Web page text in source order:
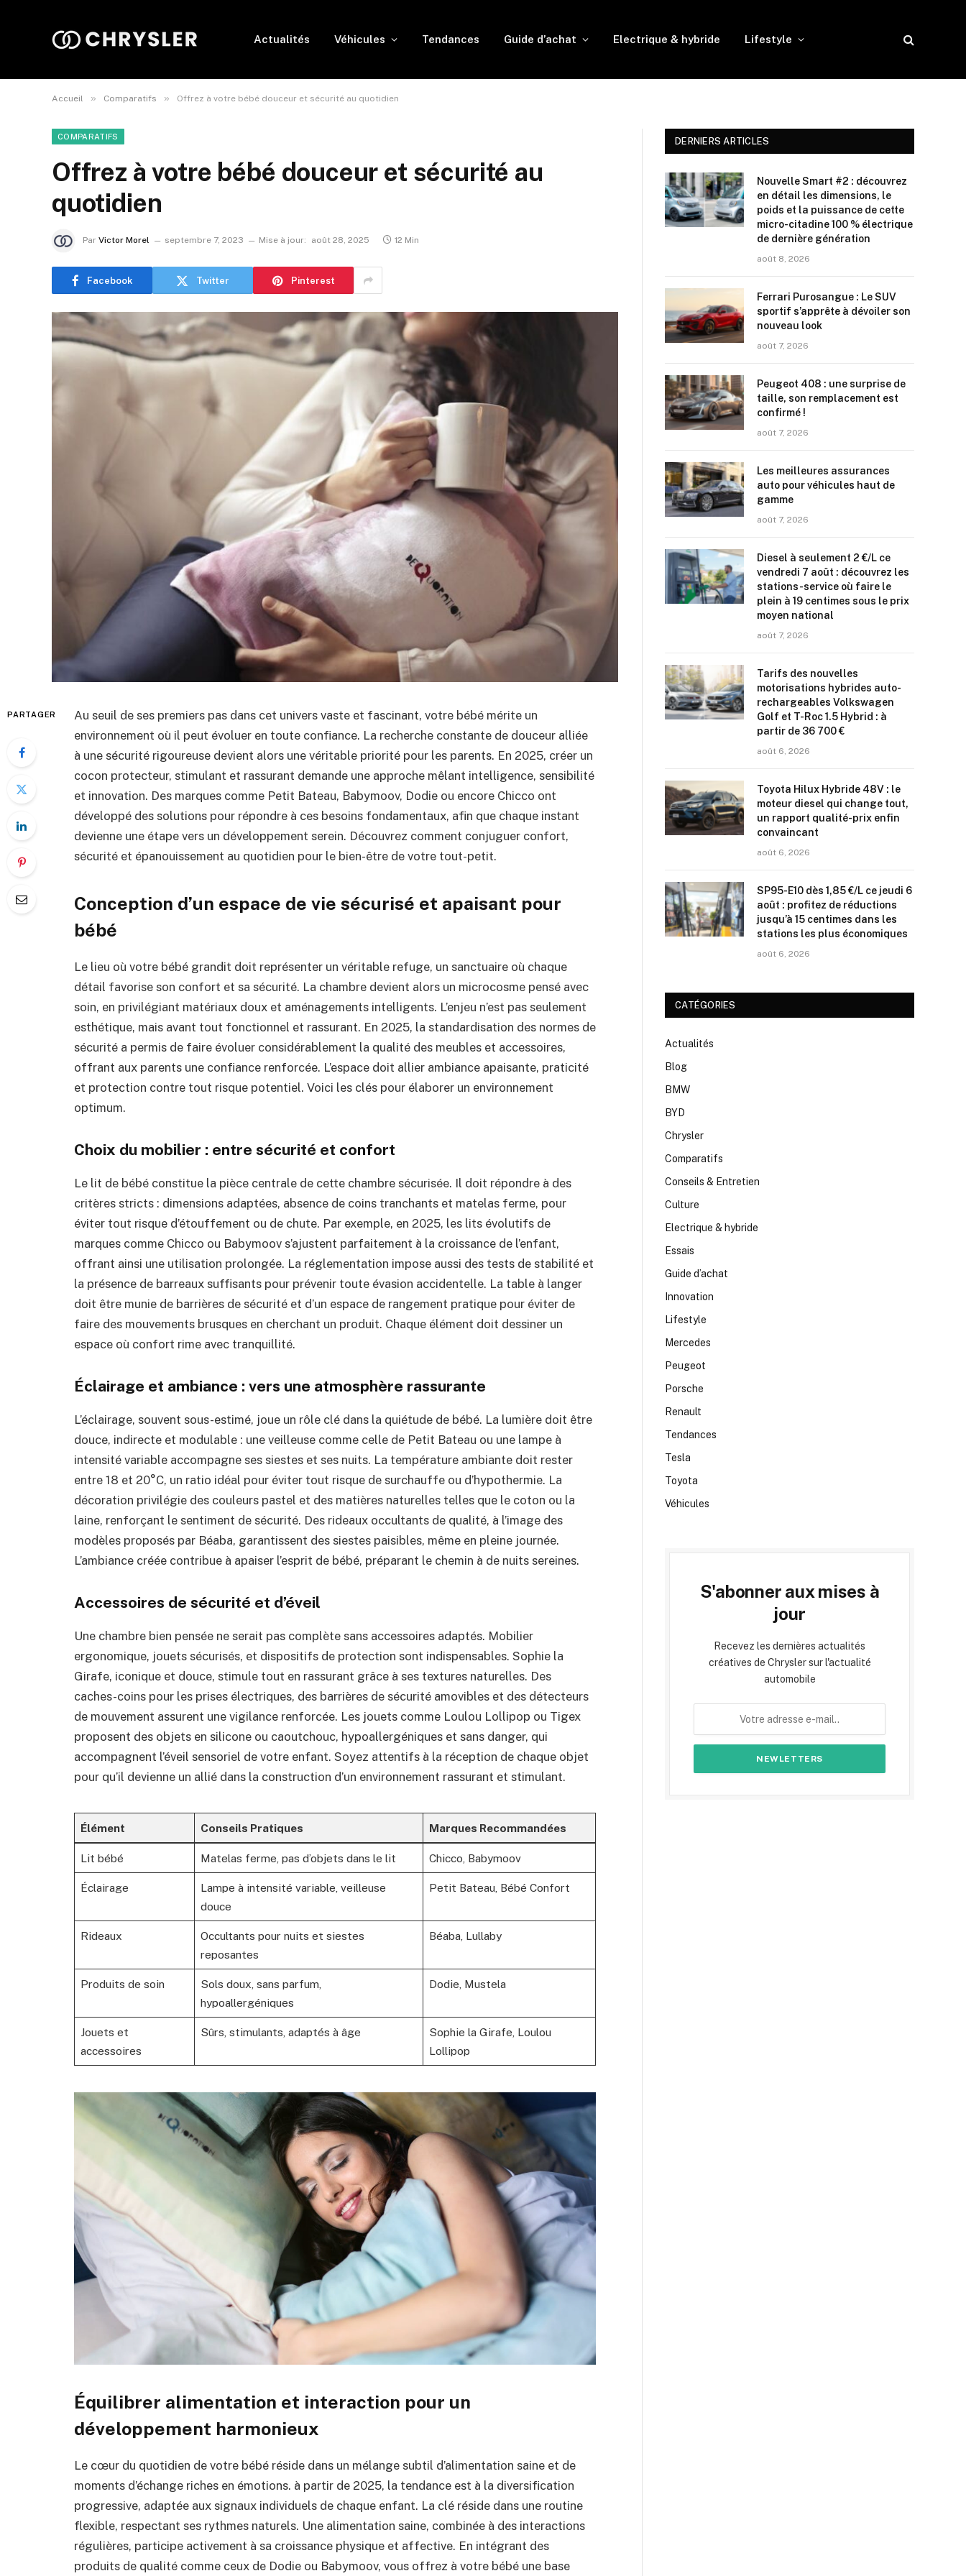
Actualités Véhicules Tendances Guide d’achat Electrique & hybride Lifestyle
Accueil » Comparatifs » Offrez à votre bébé douceur et sécurité au quotidien
COMPARATIFS
Offrez à votre bébé douceur et sécurité au
quotidien
Par Victor Morel septembre 7, 2023 Mise à jour: août 28, 2025 12 Min
Facebook Twitter Pinterest
PARTAGER
Au seuil de ses premiers pas dans cet univers vaste et fascinant, votre bébé mérite un
environnement où il peut évoluer en toute confiance. La recherche constante de douceur alliée
à une sécurité rigoureuse devient alors une véritable priorité pour les parents. En 2025, créer un
cocon protecteur, stimulant et rassurant demande une approche mêlant intelligence, sensibilité
et innovation. Des marques comme Petit Bateau, Babymoov, Dodie ou encore Chicco ont
développé des solutions pour répondre à ces besoins fondamentaux, afin que chaque instant
devienne une étape vers un développement serein. Découvrez comment conjuguer confort,
sécurité et épanouissement au quotidien pour le bien-être de votre tout-petit.
Conception d’un espace de vie sécurisé et apaisant pour
bébé
Le lieu où votre bébé grandit doit représenter un véritable refuge, un sanctuaire où chaque
détail favorise son confort et sa sécurité. La chambre devient alors un microcosme pensé avec
soin, en privilégiant matériaux doux et aménagements intelligents. L’enjeu n’est pas seulement
esthétique, mais avant tout fonctionnel et rassurant. En 2025, la standardisation des normes de
sécurité a permis de faire évoluer considérablement la qualité des meubles et accessoires,
offrant aux parents une confiance renforcée. L’espace doit allier ambiance apaisante, praticité
et protection contre tout risque potentiel. Voici les clés pour élaborer un environnement
optimum.
Choix du mobilier : entre sécurité et confort
Le lit de bébé constitue la pièce centrale de cette chambre sécurisée. Il doit répondre à des
critères stricts : dimensions adaptées, absence de coins tranchants et matelas ferme, pour
éviter tout risque d’étouffement ou de chute. Par exemple, en 2025, les lits évolutifs de
marques comme Chicco ou Babymoov s’ajustent parfaitement à la croissance de l’enfant,
offrant ainsi une utilisation prolongée. La réglementation impose aussi des tests de stabilité et
la présence de barreaux suffisants pour prévenir toute évasion accidentelle. La table à langer
doit être munie de barrières de sécurité et d’un espace de rangement pratique pour éviter de
faire des mouvements brusques en cherchant un produit. Chaque élément doit dessiner un
espace où confort rime avec tranquillité.
Éclairage et ambiance : vers une atmosphère rassurante
L’éclairage, souvent sous-estimé, joue un rôle clé dans la quiétude de bébé. La lumière doit être
douce, indirecte et modulable : une veilleuse comme celle de Petit Bateau ou une lampe à
intensité variable accompagne ses siestes et ses nuits. La température ambiante doit rester
entre 18 et 20°C, un ratio idéal pour éviter tout risque de surchauffe ou d’hypothermie. La
décoration privilégie des couleurs pastel et des matières naturelles telles que le coton ou la
laine, renforçant le sentiment de sécurité. Des rideaux occultants de qualité, à l’image des
modèles proposés par Béaba, garantissent des siestes paisibles, même en pleine journée.
L’ambiance créée contribue à apaiser l’esprit de bébé, préparant le chemin à de nuits sereines.
Accessoires de sécurité et d’éveil
Une chambre bien pensée ne serait pas complète sans accessoires adaptés. Mobilier
ergonomique, jouets sécurisés, et dispositifs de protection sont indispensables. Sophie la
Girafe, iconique et douce, stimule tout en rassurant grâce à ses textures naturelles. Des
caches-coins pour les prises électriques, des barrières de sécurité amovibles et des détecteurs
de mouvement assurent une vigilance renforcée. Les jouets comme Loulou Lollipop ou Tigex
proposent des objets en silicone ou caoutchouc, hypoallergéniques et sans danger, qui
accompagnent l’éveil sensoriel de votre enfant. Soyez attentifs à la réception de chaque objet
pour qu’il devienne un allié dans la construction d’un environnement rassurant et stimulant.
Élément Conseils Pratiques Marques Recommandées
Lit bébé Matelas ferme, pas d’objets dans le lit Chicco, Babymoov
Éclairage
Lampe à intensité variable, veilleuse
douce
Petit Bateau, Bébé Confort
Rideaux
Occultants pour nuits et siestes
reposantes
Béaba, Lullaby
Produits de soin
Sols doux, sans parfum,
hypoallergéniques
Dodie, Mustela
Jouets et
accessoires
Sûrs, stimulants, adaptés à âge
Sophie la Girafe, Loulou
Lollipop
Équilibrer alimentation et interaction pour un
développement harmonieux
Le cœur du quotidien de votre bébé réside dans un mélange subtil d’alimentation saine et de
moments d’échange riches en émotions. à partir de 2025, la tendance est à la diversification
progressive, adaptée aux signaux individuels de chaque enfant. La clé réside dans une routine
flexible, respectant ses rythmes naturels. Une alimentation saine, combinée à des interactions
régulières, participe activement à sa croissance physique et affective. En intégrant des
produits de qualité comme ceux de Dodie ou Babymoov, vous offrez à votre bébé une base
DERNIERS ARTICLES
Nouvelle Smart #2 : découvrez
en détail les dimensions, le
poids et la puissance de cette
micro-citadine 100 % électrique
de dernière génération
août 8, 2026
Ferrari Purosangue : Le SUV
sportif s’apprête à dévoiler son
nouveau look
août 7, 2026
Peugeot 408 : une surprise de
taille, son remplacement est
confirmé !
août 7, 2026
Les meilleures assurances
auto pour véhicules haut de
gamme
août 7, 2026
Diesel à seulement 2 €/L ce
vendredi 7 août : découvrez les
stations-service où faire le
plein à 19 centimes sous le prix
moyen national
août 7, 2026
Tarifs des nouvelles
motorisations hybrides auto-
rechargeables Volkswagen
Golf et T-Roc 1.5 Hybrid : à
partir de 36 700 €
août 6, 2026
Toyota Hilux Hybride 48V : le
moteur diesel qui change tout,
un rapport qualité-prix enfin
convaincant
août 6, 2026
SP95-E10 dès 1,85 €/L ce jeudi 6
août : profitez de réductions
jusqu’à 15 centimes dans les
stations les plus économiques
août 6, 2026
CATÉGORIES
Actualités
Blog
BMW
BYD
Chrysler
Comparatifs
Conseils & Entretien
Culture
Electrique & hybride
Essais
Guide d’achat
Innovation
Lifestyle
Mercedes
Peugeot
Porsche
Renault
Tendances
Tesla
Toyota
Véhicules
S'abonner aux mises à
jour
Recevez les dernières actualités
créatives de Chrysler sur l'actualité
automobile